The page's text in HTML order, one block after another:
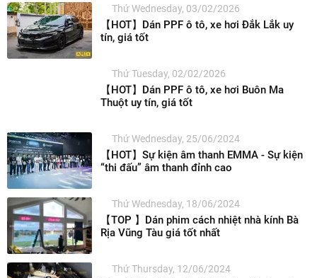
Thứ Wednesday, 03/02/2026
【HOT】Dán PPF ô tô, xe hơi Đắk Lắk uy
tín, giá tốt
Thứ Tuesday, 02/02/2026
【HOT】Dán PPF ô tô, xe hơi Buôn Ma
Thuột uy tín, giá tốt
Thứ Wednesday, 25/06/2024
【HOT】Sự kiện âm thanh EMMA - Sự kiện
“thi đấu” âm thanh đỉnh cao
Thứ Wednesday, 18/06/2024
【TOP 】Dán phim cách nhiệt nhà kính Bà
Rịa Vũng Tàu giá tốt nhất
Thứ Thursday, 12/06/2024